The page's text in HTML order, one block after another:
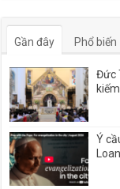
Gần đây Phổ biến
Đức
Ý